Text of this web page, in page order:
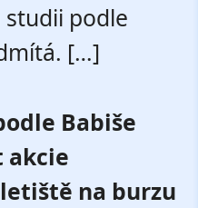
studii podle
[…]
Babiše
akcie
na burzu